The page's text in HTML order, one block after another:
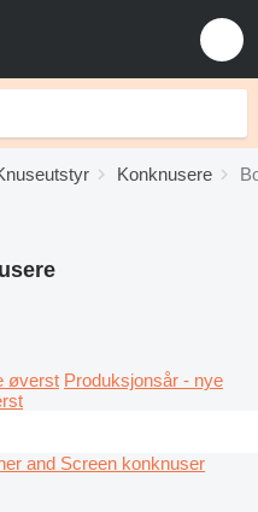
Konknusere
øverst Produksjonsår - nye